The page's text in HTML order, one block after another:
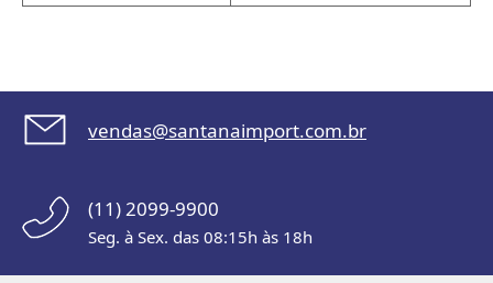
vendas@santanaimport.com.br
(11) 2099-9900
Seg. à Sex. das 08:15h às 18h